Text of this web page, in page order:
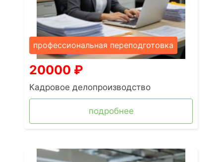
профессиональная переподготовка
20000 ₽
Кадровое делопроизводство
подробнее